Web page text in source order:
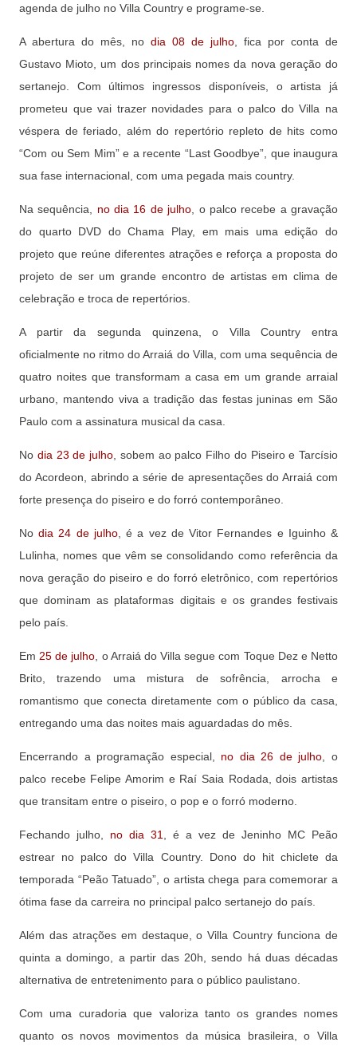
agenda de julho no Villa Country e programe-se.
A abertura do mês, no dia 08 de julho , fica por conta de
Gustavo Mioto, um dos principais nomes da nova geração do
sertanejo. Com últimos ingressos disponíveis, o artista já
prometeu que vai trazer novidades para o palco do Villa na
véspera de feriado, além do repertório repleto de hits como
“Com ou Sem Mim” e a recente “Last Goodbye”, que inaugura
sua fase internacional, com uma pegada mais country.
Na sequência, no dia 16 de julho , o palco recebe a gravação
do quarto DVD do Chama Play, em mais uma edição do
projeto que reúne diferentes atrações e reforça a proposta do
projeto de ser um grande encontro de artistas em clima de
celebração e troca de repertórios.
A partir da segunda quinzena, o Villa Country entra
oficialmente no ritmo do Arraiá do Villa, com uma sequência de
quatro noites que transformam a casa em um grande arraial
urbano, mantendo viva a tradição das festas juninas em São
Paulo com a assinatura musical da casa.
No dia 23 de julho , sobem ao palco Filho do Piseiro e Tarcísio
do Acordeon, abrindo a série de apresentações do Arraiá com
forte presença do piseiro e do forró contemporâneo.
Nodia 24 de julho, é a vez de Vitor Fernandes e Iguinho &
Lulinha, nomes que vêm se consolidando como referência da
nova geração do piseiro e do forró eletrônico, com repertórios
que dominam as plataformas digitais e os grandes festivais
pelo país.
Em 25 de julho , o Arraiá do Villa segue com Toque Dez e Netto
Brito, trazendo uma mistura de sofrência, arrocha e
romantismo que conecta diretamente com o público da casa,
entregando uma das noites mais aguardadas do mês.
Encerrando a programação especial, no dia 26 de julho , o
palco recebe Felipe Amorim e Raí Saia Rodada, dois artistas
que transitam entre o piseiro, o pop e o forró moderno.
Fechando julho, no dia 31
, é a vez de Jeninho MC Peão
estrear no palco do Villa Country. Dono do hit chiclete da
temporada “Peão Tatuado”, o artista chega para comemorar a
ótima fase da carreira no principal palco sertanejo do país.
Além das atrações em destaque, o Villa Country funciona de
quinta a domingo, a partir das 20h, sendo há duas décadas
alternativa de entretenimento para o público paulistano.
Com uma curadoria que valoriza tanto os grandes nomes
quanto os novos movimentos da música brasileira, o Villa